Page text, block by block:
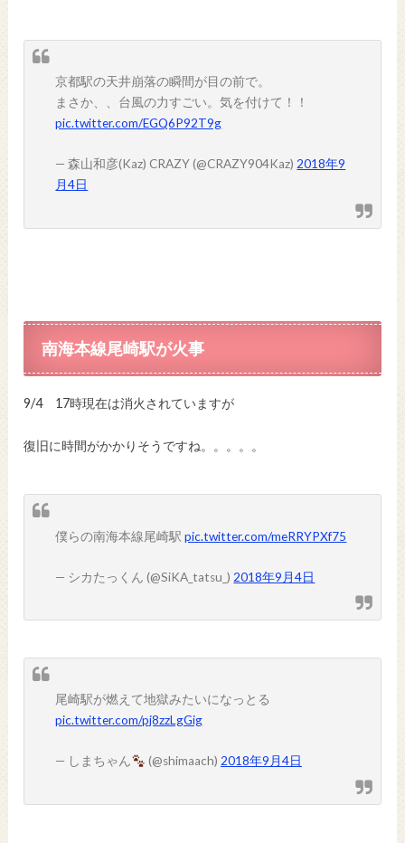
京都駅の天井崩落の瞬間が目の前で。
まさか、、台風の力すごい。気を付けて！！
pic.twitter.com/EGQ6P92T9g
— 森山和彦(Kaz) CRAZY (@CRAZY904Kaz) 2018年9
月4日
南海本線尾崎駅が火事
9/4 17時現在は消火されていますが
復旧に時間がかかりそうですね。。。。。
僕らの南海本線尾崎駅pic.twitter.com/meRRYPXf75
— シカたっくん (@SiKA_tatsu_) 2018年9月4日
尾崎駅が燃えて地獄みたいになっとる
pic.twitter.com/pj8zzLgGig
— しまちゃん (@shimaach) 2018年9月4日